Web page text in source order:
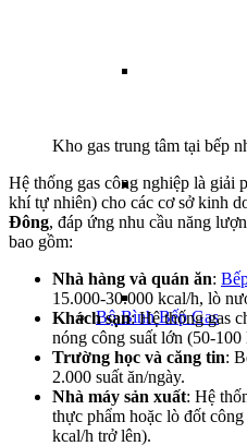
Bộ Bình Bếp Gas
Kho gas trung tâm tại bếp
Hệ thống gas công nghiệp là giải
khí tự nhiên) cho các cơ sở kinh
Đông, đáp ứng nhu cầu năng
bao gồm:
Nhà hàng và quán ăn:
15.000-30.000 kcal/h, lò
Khách sạn: Hệ thống gas
nóng công suất lớn (50-100
Trường học và căng tin:
2.000 suất ăn/ngày.
Nhà máy sản xuất: Hệ
thực phẩm hoặc lò đốt
kcal/h trở lên).